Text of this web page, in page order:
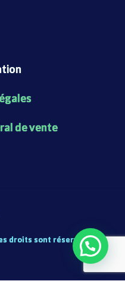
de vente
droits sont réservés